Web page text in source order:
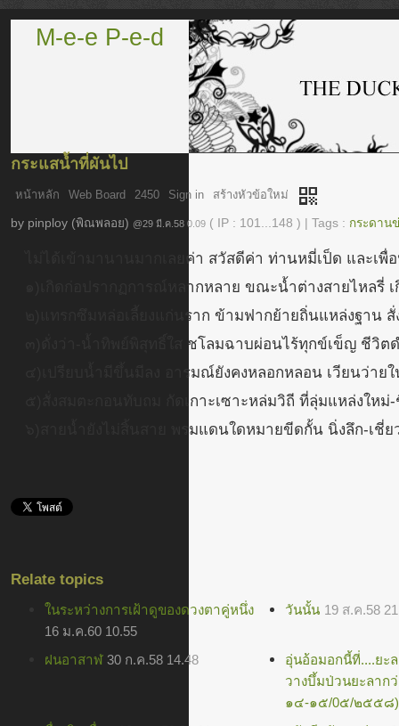
M-e-e P-e-d
กระแสน้ำที่ผันไป
หน้าหลัก Web Board 2450 Sign in สร้างหัวข้อใหม่ qr_code
by pinploy (พิณพลอย) @29 มี.ค.58 0.09 ( IP : 101...148 ) Tags : กระดาน
ไม่ได้เข้ามานานมากเลยค่า สวัสดีค่า ท่านหมี่เป็ด และเพื่
๑)เกิดก่อปรากฏการณ์หลากหลาย ขณะน้ำต่างสายไหลรี่
๒)แทรกซึมหล่อเลี้ยงแก่นราก ข้ามฟากย้ายถิ่นแหล่งฐาน
๓)ดั่งว่า-น้ำทิพย์พิสุทธิ์ใส ชโลมฉาบผ่อนไร้ทุกข์เข็ญ ชีวิต
๔)เปรียบน้ำมีขึ้นมีลง อารมณ์ยังคงหลอกหลอน เวียนว่าย
๕)สั่งสมตะกอนทับถม กัดเกาะเซาะหล่มวิถี ที่ลุ่มแหล่งให
๖)สายน้ำยังไม่สิ้นสาย พรมแดนใดหมายขีดกั้น นิ่งลึก-เชี่
Relate topics
ในระหว่างการเฝ้าดูของดวงตาคู่หนึ่ง
16 ม.ค.60 10.55
วันนั้น 19 ส.ค.58
ฝนอาสาฬ 30 ก.ค.58 14.48
อุ่นอ้อมอกนี้ที่....ยะ
วางบึ้มป่วนยะลาก
๑๔-๑๕/0๕/๒๕๕๘)